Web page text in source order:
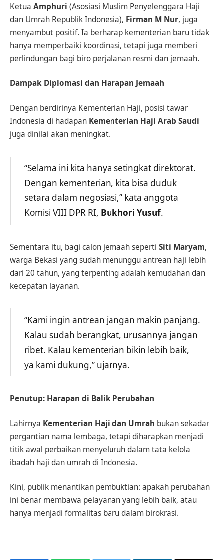
Ketua Amphuri (Asosiasi Muslim Penyelenggara Haji
dan Umrah Republik Indonesia), Firman M Nur, juga
menyambut positif. Ia berharap kementerian baru tidak
hanya memperbaiki koordinasi, tetapi juga memberi
perlindungan bagi biro perjalanan resmi dan jemaah.
Dampak Diplomasi dan Harapan Jemaah
Dengan berdirinya Kementerian Haji, posisi tawar
Indonesia di hadapan Kementerian Haji Arab Saudi
juga dinilai akan meningkat.
“Selama ini kita hanya setingkat direktorat.
Dengan kementerian, kita bisa duduk
setara dalam negosiasi,” kata anggota
Komisi VIII DPR RI, Bukhori Yusuf.
Sementara itu, bagi calon jemaah seperti Siti Maryam,
warga Bekasi yang sudah menunggu antrean haji lebih
dari 20 tahun, yang terpenting adalah kemudahan dan
kecepatan layanan.
“Kami ingin antrean jangan makin panjang.
Kalau sudah berangkat, urusannya jangan
ribet. Kalau kementerian bikin lebih baik,
ya kami dukung,” ujarnya.
Penutup: Harapan di Balik Perubahan
Lahirnya Kementerian Haji dan Umrah bukan sekadar
pergantian nama lembaga, tetapi diharapkan menjadi
titik awal perbaikan menyeluruh dalam tata kelola
ibadah haji dan umrah di Indonesia.
Kini, publik menantikan pembuktian: apakah perubahan
ini benar membawa pelayanan yang lebih baik, atau
hanya menjadi formalitas baru dalam birokrasi.